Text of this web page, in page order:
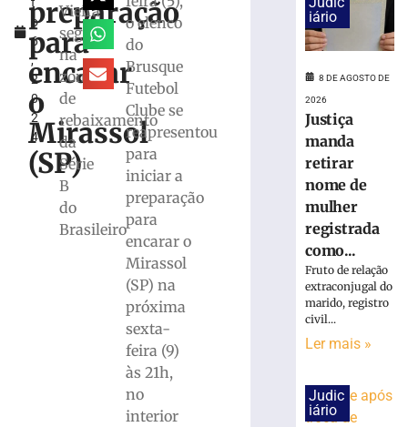
t
o
6
,
2
0
2
4
preparação
para
encarar
o
Mirassol
(SP)
Vieira
segue
na
zona
de
rebaixamento
da
Série
B
do
Brasileiro
o elenco
do
Brusque
Futebol
Clube se
reapresentou
para
iniciar a
preparação
para
encarar o
Mirassol
(SP) na
próxima
sexta-
feira (9)
às 21h,
no
interior
vitória
Catarinense
mais
Serra
Rastro
interditada
neste
iário
8 DE AGOSTO DE
2026
Justiça
manda
retirar
nome de
mulher
registrada
como...
Fruto de relação
extraconjugal do
marido, registro
civil...
Ler mais »
Judic
iário